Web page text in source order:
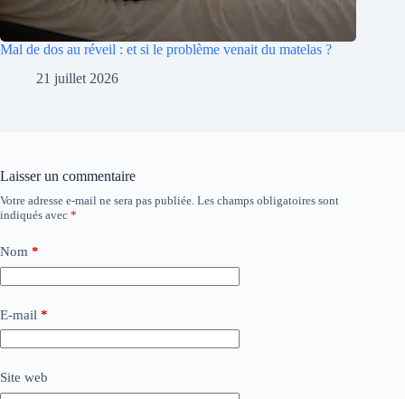
Mal de dos au réveil : et si le problème venait du matelas ?
21 juillet 2026
Laisser un commentaire
Votre adresse e-mail ne sera pas publiée. Les champs obligatoires sont
indiqués avec *
Nom *
E-mail *
Site web